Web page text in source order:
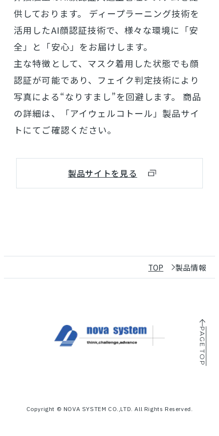
供しております。 ディープラーニング技術を
活用したAI顔認証技術で、様々な環境に「安
全」と「安心」をお届けします。
主な特徴として、マスク着用した状態でも顔
認証が可能であり、フェイク判定技術により
写真による“なりすまし”を回避します。 商品
の詳細は、「アイウェルコトール」製品サイ
トにてご確認ください。
製品サイトを見る
TOP 製品情報
PAGE TOP
Copyright © NOVA SYSTEM CO.,LTD. All Rights Reserved.